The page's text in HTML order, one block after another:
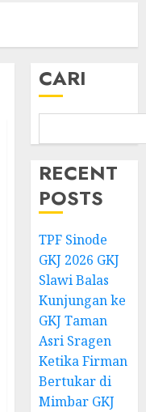
CARI
RECENT
POSTS
TPF Sinode
GKJ 2026 GKJ
Slawi Balas
Kunjungan ke
GKJ Taman
Asri Sragen
Ketika Firman
Bertukar di
Mimbar GKJ